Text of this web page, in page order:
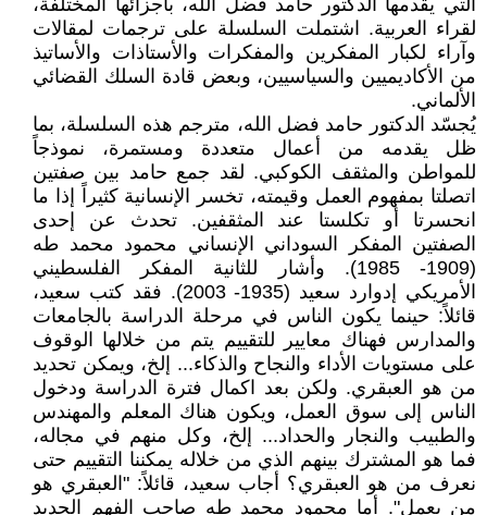
التي يقدمها الدكتور حامد فضل الله، بأجزائها المختلفة،
لقراء العربية. اشتملت السلسلة على ترجمات لمقالات
وآراء لكبار المفكرين والمفكرات والأستاذات والأساتيذ
من الأكاديميين والسياسيين، وبعض قادة السلك القضائي
الألماني.
يُجسّد الدكتور حامد فضل الله، مترجم هذه السلسلة، بما
ظل يقدمه من أعمال متعددة ومستمرة، نموذجاً
للمواطن والمثقف الكوكبي. لقد جمع حامد بين صفتين
اتصلتا بمفهوم العمل وقيمته، تخسر الإنسانية كثيراً إذا ما
انحسرتا أو تكلستا عند المثقفين. تحدث عن إحدى
الصفتين المفكر السوداني الإنساني محمود محمد طه
(1909- 1985). وأشار للثانية المفكر الفلسطيني
الأمريكي إدوارد سعيد (1935- 2003). فقد كتب سعيد،
قائلاً: حينما يكون الناس في مرحلة الدراسة بالجامعات
والمدارس فهناك معايير للتقييم يتم من خلالها الوقوف
على مستويات الأداء والنجاح والذكاء... إلخ، ويمكن تحديد
من هو العبقري. ولكن بعد اكمال فترة الدراسة ودخول
الناس إلى سوق العمل، ويكون هناك المعلم والمهندس
والطبيب والنجار والحداد... إلخ، وكل منهم في مجاله،
فما هو المشترك بينهم الذي من خلاله يمكننا التقييم حتى
نعرف من هو العبقري؟ أجاب سعيد، قائلاً: "العبقري هو
من يعمل". أما محمود محمد طه صاحب الفهم الجديد